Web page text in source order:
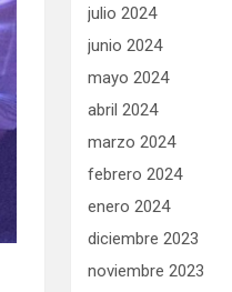
julio 2024
junio 2024
mayo 2024
abril 2024
marzo 2024
febrero 2024
enero 2024
diciembre 2023
noviembre 2023